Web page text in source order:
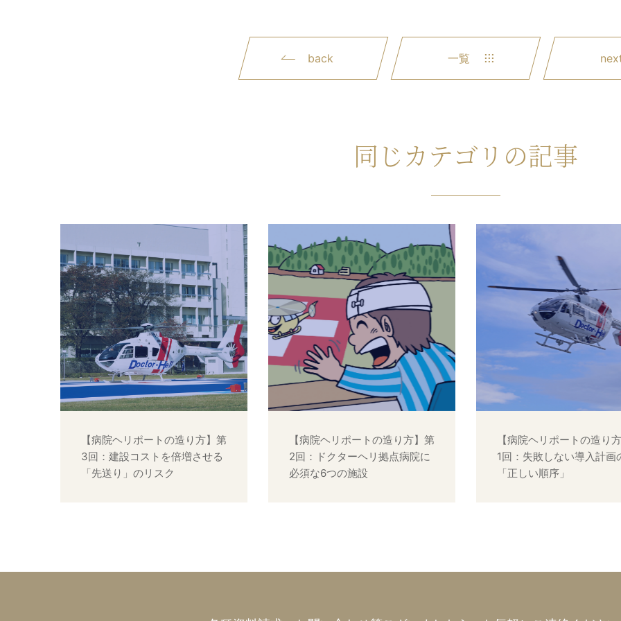
back 一覧
同じカテゴリの記事
【病院ヘリポートの造り方】第
3回：建設コストを倍増させる
「先送り」のリスク
【病院ヘリポートの造り方】第
2回：ドクターヘリ拠点病院に
必須な6つの施設
【病院ヘリポートの造り
1回：失敗しない導入計画
「正しい順序」